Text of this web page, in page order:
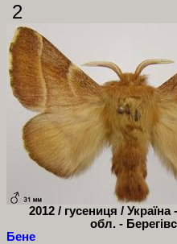
2
2012 / гусениця / Україна
обл. -
Бене